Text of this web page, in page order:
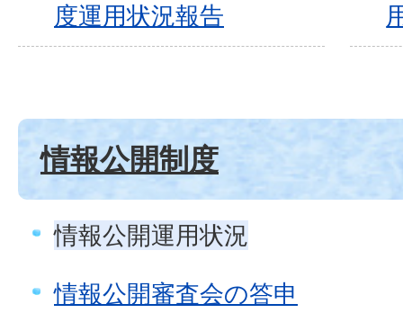
度運用状況報告
情報公開制度
情報公開運用状況
情報公開審査会の答申